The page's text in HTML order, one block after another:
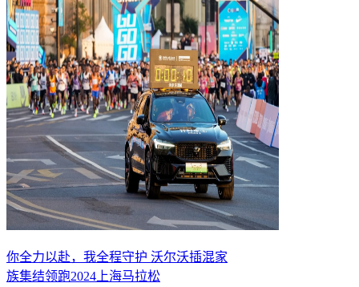
你全力以赴，我全程守护 沃尔沃插混家
族集结领跑2024上海马拉松